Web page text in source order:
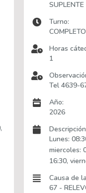
SUPLENTE
Turno:
COMPLETO
Horas
1
Tel 4639-
Año:
2026
Lunes:
miercoles:
16:30,
Causa de
67 -